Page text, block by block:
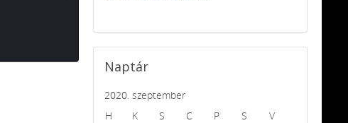
Naptár
2020. szeptember
H
K S C P S
V